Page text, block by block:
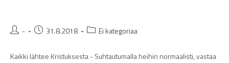
- 31.8.2018 Ei kategoriaa
Kaikki lähtee Kristuksesta - Suhtautumalla heihin normaalisti, vastaa